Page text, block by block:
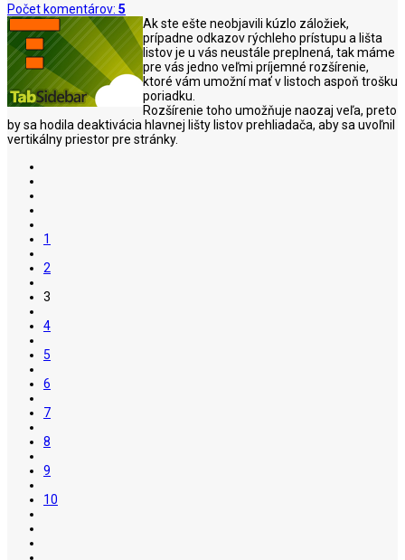
Počet komentárov: 5
Ak ste ešte neobjavili kúzlo záložiek,
prípadne odkazov rýchleho prístupu a lišta
listov je u vás neustále preplnená, tak máme
pre vás jedno veľmi príjemné rozšírenie,
ktoré vám umožní mať v listoch aspoň trošku
poriadku.
Rozšírenie toho umožňuje naozaj veľa, preto
by sa hodila deaktivácia hlavnej lišty listov prehliadača, aby sa uvoľnil
vertikálny priestor pre stránky.
1
2
3
4
5
6
7
8
9
10